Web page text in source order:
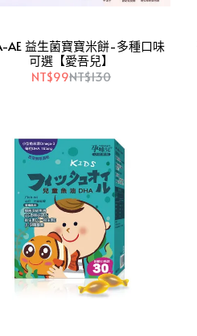
AE 益生菌寶寶米餅-多種口味
可選【愛吾兒】
NT$99NT$130